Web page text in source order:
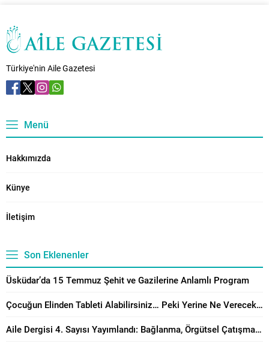
Türkiye'nin Aile Gazetesi
Menü
Hakkımızda
Künye
İletişim
Son Eklenenler
Üsküdar’da 15 Temmuz Şehit ve Gazilerine Anlamlı Program
Çocuğun Elinden Tableti Alabilirsiniz… Peki Yerine Ne Vereceksiniz?
Aile Dergisi 4. Sayısı Yayımlandı: Bağlanma, Örgütsel Çatışma Çözümü ve Manevi Danışmanlık Perspektiflerinden Aile Çalışmaları